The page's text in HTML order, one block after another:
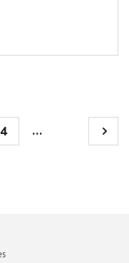
4 ...